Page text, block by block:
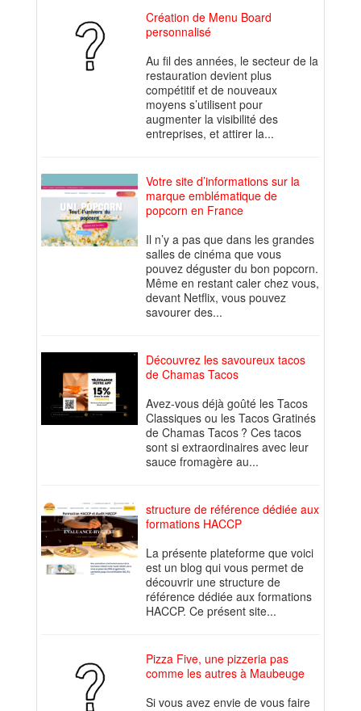
Création de Menu Board
personnalisé
Au fil des années, le secteur de la
restauration devient plus
compétitif et de nouveaux
moyens s’utilisent pour
augmenter la visibilité des
entreprises, et attirer la...
Votre site d’informations sur la
marque emblématique de
popcorn en France
Il n’y a pas que dans les grandes
salles de cinéma que vous
pouvez déguster du bon popcorn.
Même en restant caler chez vous,
devant Netflix, vous pouvez
savourer des...
Découvrez les savoureux tacos
de Chamas Tacos
Avez-vous déjà goûté les Tacos
Classiques ou les Tacos Gratinés
de Chamas Tacos ? Ces tacos
sont si extraordinaires avec leur
sauce fromagère au...
structure de référence dédiée aux
formations HACCP
La présente plateforme que voici
est un blog qui vous permet de
découvrir une structure de
référence dédiée aux formations
HACCP. Ce présent site...
Pizza Five, une pizzeria pas
comme les autres à Maubeuge
Si vous avez envie de vous faire